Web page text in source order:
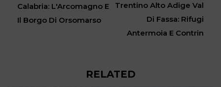
Calabria: L'Arcomagno E
Il Borgo Di Orsomarso
Trentino Alto Adige Val
Di Fassa: Rifugi
Antermoia E Contrin
RELATED